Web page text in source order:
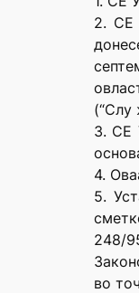
2. СЕ
(“Слу
3. СЕ
4.
5.
248/
во